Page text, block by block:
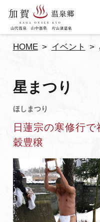
特集
見どころ
泊まる
HOME イベント
星まつり
日蓮宗の寒修行
穀豊穣